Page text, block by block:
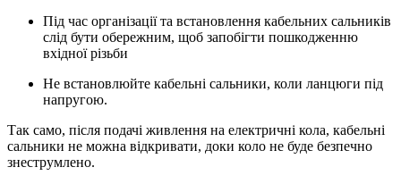
Під час організації та встановлення кабельних сальників
слід бути обережним, щоб запобігти пошкодженню
вхідної різьби
Не встановлюйте кабельні сальники, коли ланцюги під
напругою.
Так само, після подачі живлення на електричні кола, кабельні
сальники не можна відкривати, доки коло не буде безпечно
знеструмлено.